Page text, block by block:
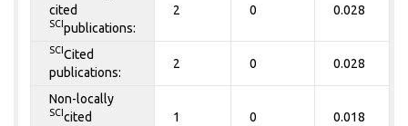
cited
SCI publications:
2 0 0.028
SCI Cited
publications:
2 0 0.028
Non-locally
SCI cited
1 0 0.018